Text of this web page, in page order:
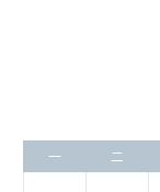
一 二